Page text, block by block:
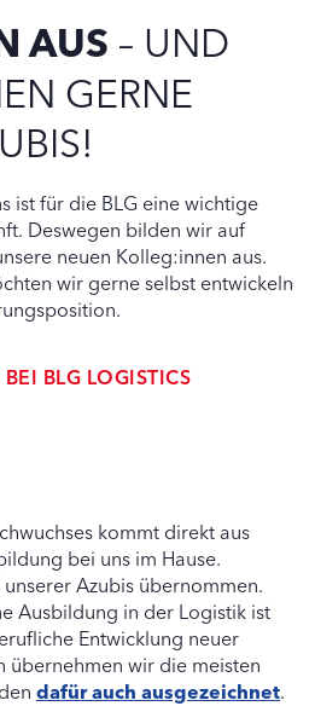
AUS – UND
GERNE
ist für die BLG eine wichtige
Deswegen bilden wir auf
neuen Kolleg:innen aus.
wir gerne selbst entwickeln
BLG LOGISTICS
kommt direkt aus
bei uns im Hause.
Azubis übernommen.
Ausbildung in der Logistik ist
Entwicklung neuer
übernehmen wir die meisten
dafür auch ausgezeichnet.